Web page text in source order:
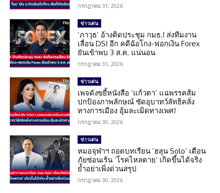
กรกฎาคม 31, 2026
ข่าวเด่น
‘ภาวุธ’ อ้างติดประชุม กมธ.! ส่งทีมงาน
เลื่อน DSI อีก คดีฉ้อโกง-ฟอกเงิน Forex
ยันเข้าพบ 3 ส.ค. แน่นอน
กรกฎาคม 31, 2026
ข่าวเด่น
เพจดังขยี้หนังสือ ‘แก้วตา’ แฉพรรคส้ม
ปกป้องภาพลักษณ์ ซัดอุบาทว์ลัทธิคลั่ง
ทางการเมือง อุ้มละเมิดทางเพศ!
กรกฎาคม 30, 2026
ข่าวเด่น
หมอจุฬาฯ ถอดบทเรียน ‘ฮลุน Solo’ เตือน
ภัยซ่อนเร้น ‘โรคไหลตาย’ เกิดขึ้นได้จริง
ย้ำอย่าเพิ่งด่วนสรุป
กรกฎาคม 30, 2026